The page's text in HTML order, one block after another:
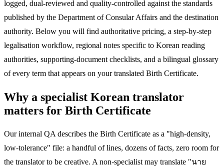
logged, dual-reviewed and quality-controlled against the standards
published by the Department of Consular Affairs and the destination
authority. Below you will find authoritative pricing, a step-by-step
legalisation workflow, regional notes specific to Korean reading
authorities, supporting-document checklists, and a bilingual glossary
of every term that appears on your translated Birth Certificate.
Why a specialist Korean translator
matters for Birth Certificate
Our internal QA describes the Birth Certificate as a "high-density,
low-tolerance" file: a handful of lines, dozens of facts, zero room for
the translator to be creative. A non-specialist may translate "นาย